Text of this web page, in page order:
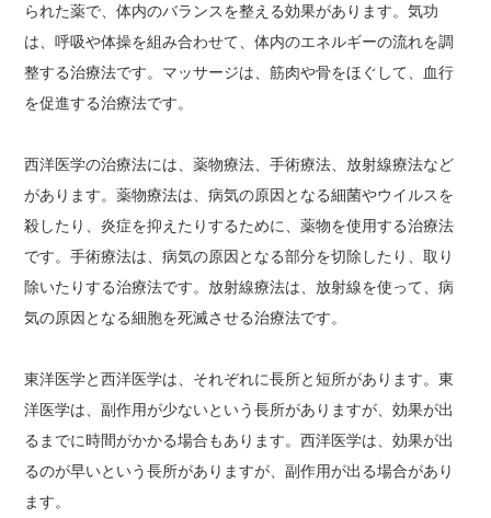
られた薬で、体内のバランスを整える効果があります。気功
は、呼吸や体操を組み合わせて、体内のエネルギーの流れを調
整する治療法です。マッサージは、筋肉や骨をほぐして、血行
を促進する治療法です。
西洋医学の治療法には、薬物療法、手術療法、放射線療法など
があります。薬物療法は、病気の原因となる細菌やウイルスを
殺したり、炎症を抑えたりするために、薬物を使用する治療法
です。手術療法は、病気の原因となる部分を切除したり、取り
除いたりする治療法です。放射線療法は、放射線を使って、病
気の原因となる細胞を死滅させる治療法です。
東洋医学と西洋医学は、それぞれに長所と短所があります。東
洋医学は、副作用が少ないという長所がありますが、効果が出
るまでに時間がかかる場合もあります。西洋医学は、効果が出
るのが早いという長所がありますが、副作用が出る場合があり
ます。